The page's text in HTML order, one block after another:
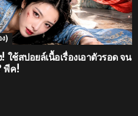
ง)
ใช้สปอยล์เนื้อเรื่องเอาตัวรอด จน
พีค!